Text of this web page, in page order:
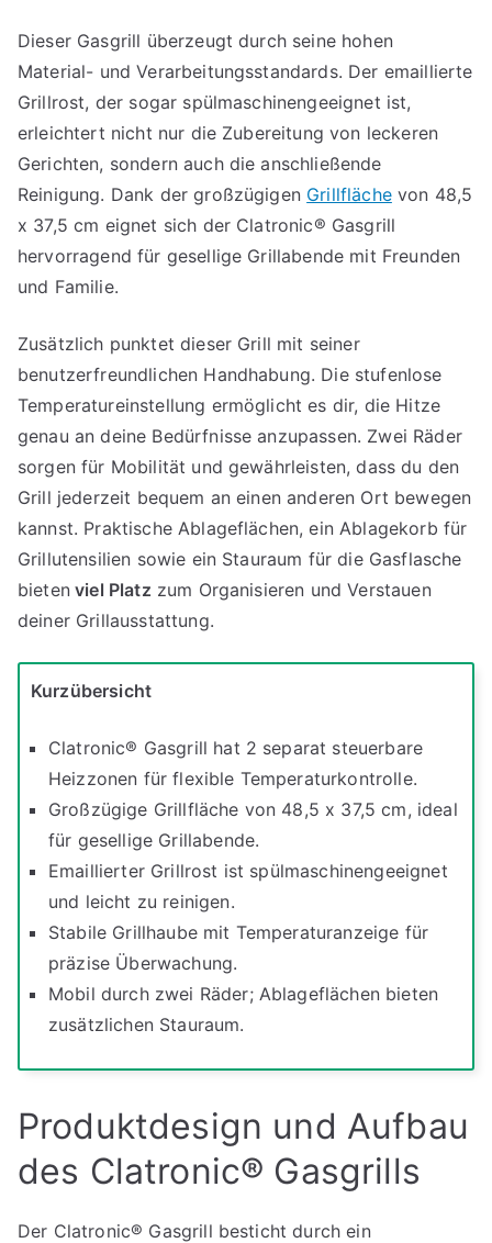
Dieser Gasgrill überzeugt durch seine hohen
Material- und Verarbeitungsstandards. Der emaillierte
Grillrost, der sogar spülmaschinengeeignet ist,
erleichtert nicht nur die Zubereitung von leckeren
Gerichten, sondern auch die anschließende
Reinigung. Dank der großzügigen Grillflächevon 48,5
x 37,5 cm eignet sich der Clatronic® Gasgrill
hervorragend für gesellige Grillabende mit Freunden
und Familie.
Zusätzlich punktet dieser Grill mit seiner
benutzerfreundlichen Handhabung. Die stufenlose
Temperatureinstellung ermöglicht es dir, die Hitze
genau an deine Bedürfnisse anzupassen. Zwei Räder
sorgen für Mobilität und gewährleisten, dass du den
Grill jederzeit bequem an einen anderen Ort bewegen
kannst. Praktische Ablageflächen, ein Ablagekorb für
Grillutensilien sowie ein Stauraum für die Gasflasche
bietenviel Platz zum Organisieren und Verstauen
deiner Grillausstattung.
Kurzübersicht
Clatronic® Gasgrill hat 2 separat steuerbare
Heizzonen für flexible Temperaturkontrolle.
Großzügige Grillfläche von 48,5 x 37,5 cm, ideal
für gesellige Grillabende.
Emaillierter Grillrost ist spülmaschinengeeignet
und leicht zu reinigen.
Stabile Grillhaube mit Temperaturanzeige für
präzise Überwachung.
Mobil durch zwei Räder; Ablageflächen bieten
zusätzlichen Stauraum.
Produktdesign und Aufbau
des Clatronic® Gasgrills
Der Clatronic® Gasgrill besticht durch ein